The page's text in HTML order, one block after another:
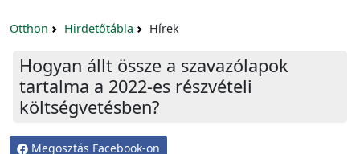
Otthon Hirdetőtábla Hírek
Hogyan állt össze a szavazólapok
tartalma a 2022-es részvételi
költségvetésben?
Megosztás Facebook-on